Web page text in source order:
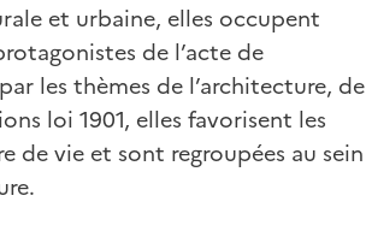
et urbaine, elles occupent
de l’acte de
les thèmes de l’architecture, de
loi 1901, elles favorisent les
de vie et sont regroupées au sein